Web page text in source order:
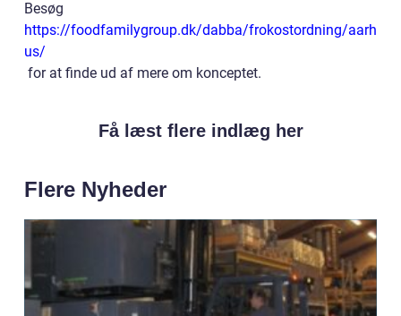
Besøg
https://foodfamilygroup.dk/dabba/frokostordning/aarh
us/
for at finde ud af mere om konceptet.
Få læst flere indlæg her
Flere Nyheder